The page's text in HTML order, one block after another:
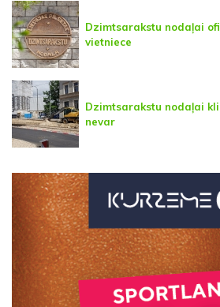
Dzimtsarakstu nodaļai
vietniece
Dzimtsarakstu nodaļai
nevar